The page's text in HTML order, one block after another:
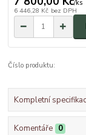
/ks
6 446,28 Kč bez DPH
Číslo produktu:
Kompletní
Komentáře 0